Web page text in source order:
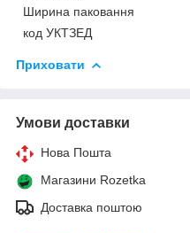
Ширина паковання
код УКТЗЕД
Приховати
Умови доставки
Нова Пошта
Магазини Rozetka
Доставка поштою